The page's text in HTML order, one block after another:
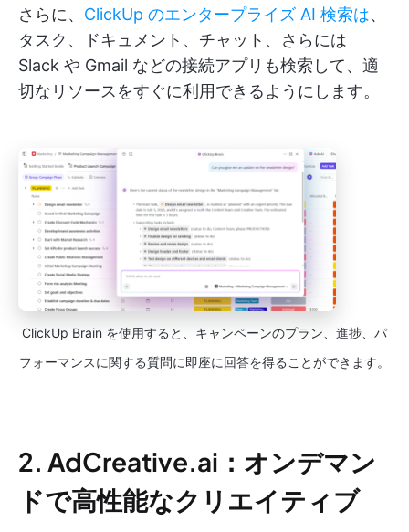
さらに、 ClickUp のエンタープライズ AI 検索は、
タスク、ドキュメント、チャット、さらには
Slack や Gmail などの接続アプリも検索して、適
切なリソースをすぐに利用できるようにします。
ClickUp Brain を使用すると、キャンペーンのプラン、進捗、パ
フォーマンスに関する質問に即座に回答を得ることができます。
2. AdCreative.ai：オンデマン
ドで高性能なクリエイティブ